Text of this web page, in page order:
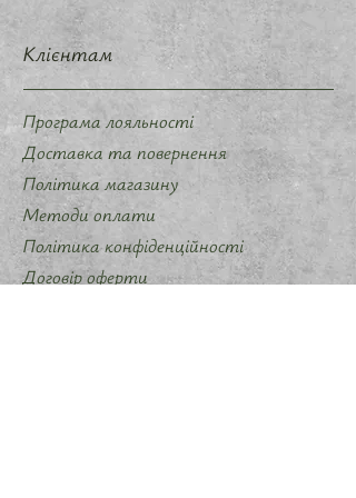
Клієнтам
Програма лояльності
Доставка та повернення
Політика магазину
Методи оплати
Політика конфіденційності
Договір оферти